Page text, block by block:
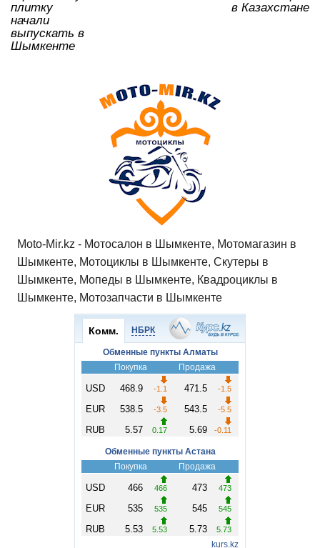
плитку
начали
выпускать в
Шымкенте
в Казахстане
Moto-Mir.kz - Мотосалон в Шымкенте, Мотомагазин в
Шымкенте, Мотоциклы в Шымкенте, Скутеры в
Шымкенте, Мопеды в Шымкенте, Квадроциклы в
Шымкенте, Мотозапчасти в Шымкенте